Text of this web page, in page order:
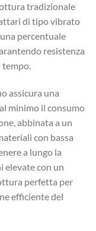
tradizionale
di tipo vibrato
percentuale
resistenza
tempo.
assicura una
minimo il consumo
abbinata a un
con bassa
a lungo la
elevate con un
perfetta per
efficiente del